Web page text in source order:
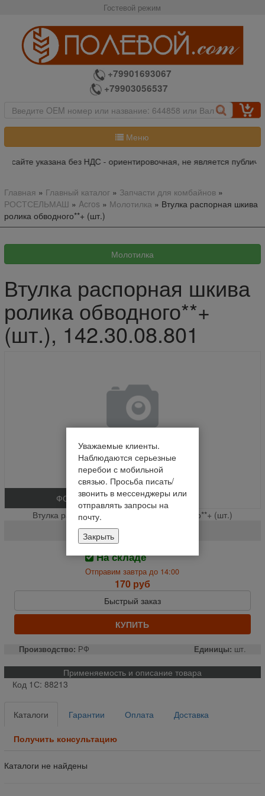
Гостевой режим
+79901693067
+79903056537
Меню
сайте указана без НДС - ориентировочная, не является
Главная » Главный каталог» Запчасти для комбайнов»
РОСТСЕЛЬМАШ » Acros » Молотилка » Втулка распорная шкива
ролика обводного**+ (шт.)
Втулка распорная шкива
ролика обводного**+
(шт.), 142.30.08.801
ФОТО
Втулка распорная шкива ролика обводного**+ (шт.)
142.30.08.801
На складе
Отправим завтра до 14:00
170 руб
Быстрый заказ
КУПИТЬ
Производство: РФ Единицы: шт.
Применяемость и описание товара
Код 1С: 88213
Каталоги Гарантии Оплата Доставка
Получить консультацию
Каталоги не найдены
Уважаемые клиенты.
Наблюдаются серьезные
перебои с мобильной
связью. Просьба писать/
звонить в мессенджеры или
отправлять запросы на
почту.
Закрыть